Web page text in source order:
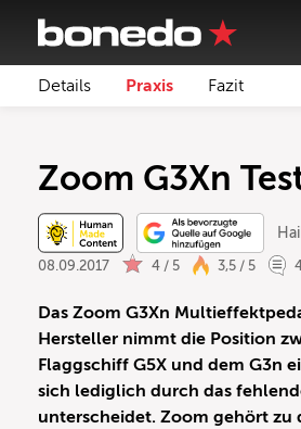
Details Praxis Fazit
Zoom G3Xn
08.09.2017 4 / 5 3,5 / 5
Das Zoom G3Xn
Hersteller nimmt die Position
Flaggschiff G5X und dem G3n
sich lediglich durch das
unterscheidet. Zoom gehört zu